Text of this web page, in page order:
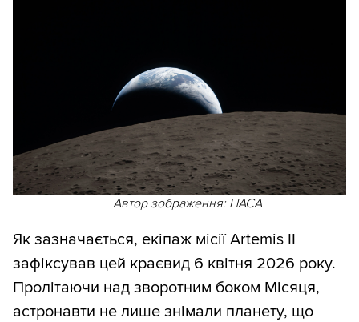
Автор зображення: НАСА
Як зазначається, екіпаж місії Artemis II
зафіксував цей краєвид 6 квітня 2026 року.
Пролітаючи над зворотним боком Місяця,
астронавти не лише знімали планету, що